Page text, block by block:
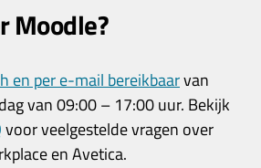
Moodle?
en per e-mail bereikbaarvan
van 09:00 – 17:00 uur. Bekijk
voor veelgestelde vragen over
en Avetica.